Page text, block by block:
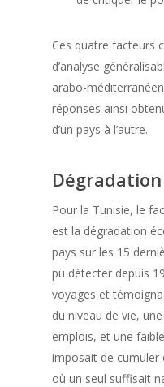
Ces quatre facteurs
d’analyse
arabo-
réponses ainsi
d’un pays à l’autre.
Pour la Tunisie, le
est la dégradation
pays sur les 15
pu détecter depuis
voyages et
du niveau de vie,
emplois, et une
imposait de cumuler
où un seul suffisait